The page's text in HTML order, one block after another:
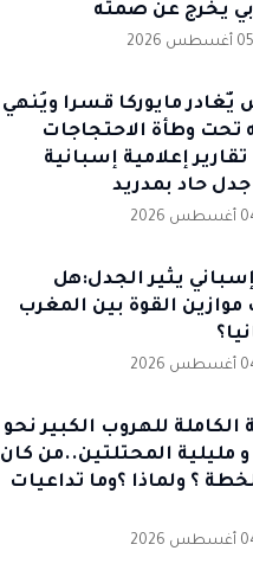
يخرج عن صمته
يٌغادر مايوركا قسرا ويُنهي
تحت وطأة الاحتجاجات
إعلامية إسبانية
حاد بمدريد
إسباني يثير الجدل:هل
موازين القوة بين المغرب
الكاملة للهروب الكبير نحو
مليلية المحتلتين..من كان
؟ ولماذا ؟وما تداعيات